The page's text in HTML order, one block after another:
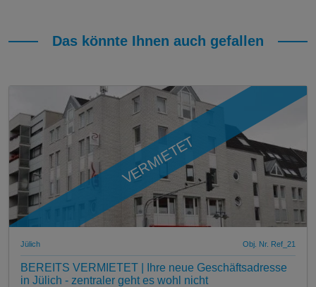
Das könnte Ihnen auch gefallen
VERMIETET
Jülich Obj. Nr. Ref_21
BEREITS VERMIETET | Ihre neue Geschäftsadresse
in Jülich - zentraler geht es wohl nicht